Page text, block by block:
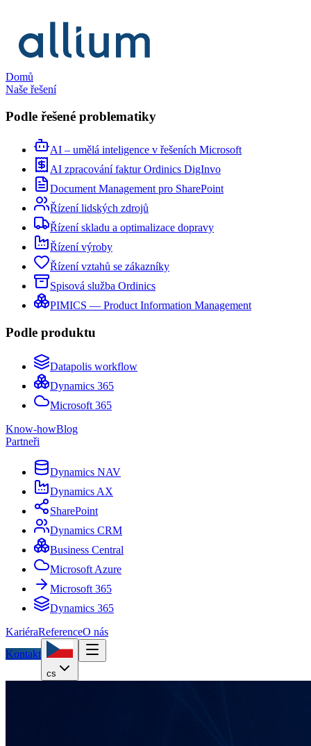
Domů
Naše řešení
Podle řešené problematiky
AI – umělá inteligence v řešeních Microsoft
AI zpracování faktur Ordinics DigInvo
Document Management pro SharePoint
Řízení lidských zdrojů
Řízení skladu a optimalizace dopravy
Řízení výroby
Řízení vztahů se zákazníky
Spisová služba Ordinics
PIMICS — Product Information Management
Podle produktu
Datapolis workflow
Dynamics 365
Microsoft 365
Know-howBlog
Partneři
Dynamics NAV
Dynamics AX
SharePoint
Dynamics CRM
Business Central
Microsoft Azure
Microsoft 365
Dynamics 365
KariéraReferenceO nás
Kontakt
cs